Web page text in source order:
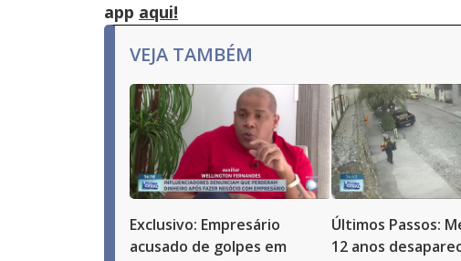
app aqui!
VEJA TAMBÉM
Exclusivo: Empresário
acusado de golpes em
Últimos Passos:
12 anos